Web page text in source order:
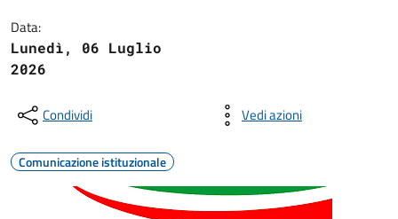
Data:
Lunedì, 06 Luglio
2026
Condividi Vedi azioni
Comunicazione istituzionale